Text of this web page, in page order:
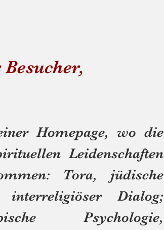
Homepage, wo die
Leidenschaften
Tora, jüdische
Dialog;
Psychologie,